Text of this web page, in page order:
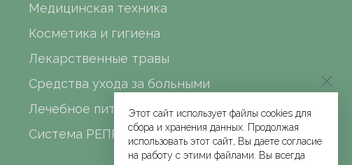
Медицинская техника
Косметика и гигиена
Лекарственные травы
Средства ухода за больными
Лечебное питание
Система РЕПРО
Этот сайт использует файлы cookies для
сбора и хранения данных. Продолжая
использовать этот сайт, Вы даете согласие
на работу с этими файлами. Вы всегда